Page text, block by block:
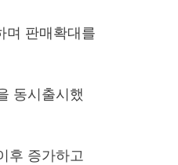
며 판매확대를
동시출시했
후 증가하고